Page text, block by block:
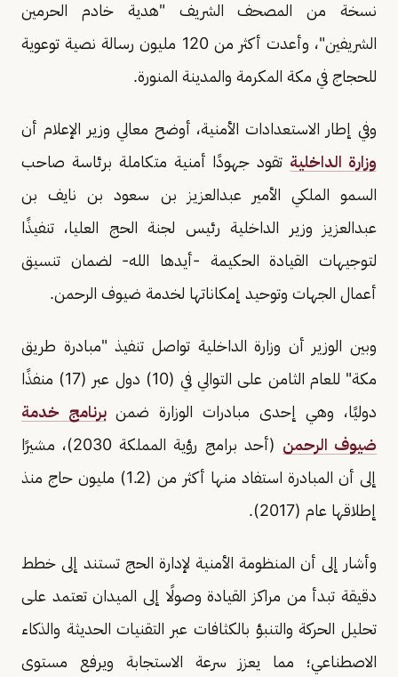
نسخة من المصحف الشريف "هدية خادم الحرمين
الشريفين"، وأعدت أكثر من 120 مليون رسالة نصية توعوية
للحجاج في مكة المكرمة والمدينة المنورة.
وفي إطار الاستعدادات الأمنية، أوضح معالي وزير الإعلام أن
وزارة الداخلية تقود جهودًا أمنية متكاملة برئاسة صاحب
السمو الملكي الأمير عبدالعزيز بن سعود بن نايف بن
عبدالعزيز وزير الداخلية رئيس لجنة الحج العليا، تنفيذًا
لتوجيهات القيادة الحكيمة -أيدها الله- لضمان تنسيق
أعمال الجهات وتوحيد إمكاناتها لخدمة ضيوف الرحمن.
وبين الوزير أن وزارة الداخلية تواصل تنفيذ "مبادرة طريق
مكة" للعام الثامن على التوالي في (10) دول عبر (17) منفذًا
دوليًا، وهي إحدى مبادرات الوزارة ضمنبرنامج خدمة
ضيوف الرحمن
(أحد برامج رؤية المملكة 2030)، مشيرًا
إلى أن المبادرة استفاد منها أكثر من (1.2) مليون حاج منذ
إطلاقها عام (2017).
وأشار إلى أن المنظومة الأمنية لإدارة الحج تستند إلى خطط
دقيقة تبدأ من مراكز القيادة وصولًا إلى الميدان تعتمد على
تحليل الحركة والتنبؤ بالكثافات عبر التقنيات الحديثة والذكاء
الاصطناعي؛ مما يعزز سرعة الاستجابة ويرفع مستوى